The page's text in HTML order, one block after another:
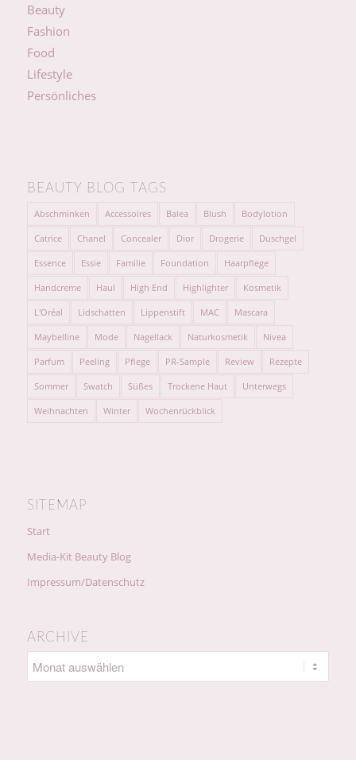
Beauty
Fashion
Food
Lifestyle
Persönliches
BEAUTY BLOG TAGS
Abschminken Accessoires Balea Blush Bodylotion
Catrice Chanel Concealer Dior Drogerie Duschgel
Essence Essie Familie Foundation Haarpflege
Handcreme Haul High End Highlighter Kosmetik
L'Oréal Lidschatten Lippenstift MAC Mascara
Maybelline Mode Nagellack Naturkosmetik Nivea
Parfum Peeling Pflege PR-Sample Review Rezepte
Sommer Swatch Süßes Trockene Haut Unterwegs
Weihnachten Winter Wochenrückblick
SITEMAP
Start
Media-Kit Beauty Blog
Impressum/Datenschutz
ARCHIVE